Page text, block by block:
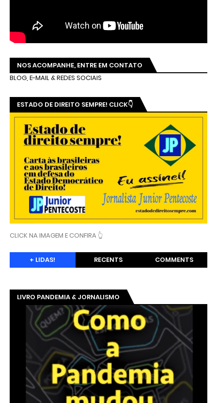
NOS ACOMPANHE, ENTRE EM CONTATO
BLOG, E-MAIL & REDES SOCIAIS
ESTADO DE DIREITO SEMPRE! CLICK👇
CLICK NA IMAGEM E CONFIRA 👆
+ LIDAS! RECENTS COMMENTS
LIVRO PANDEMIA & JORNALISMO